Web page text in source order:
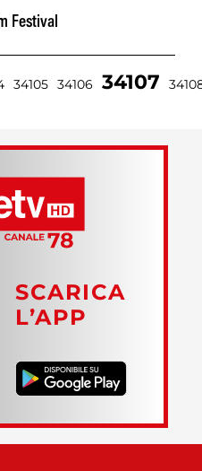
Festival
34105 34106 34107
SCARICA
L’APP